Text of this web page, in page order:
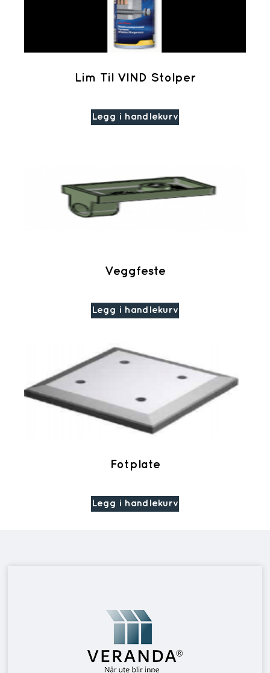
Lim Til VIND Stolper
Legg i handlekurv
Veggfeste
Legg i handlekurv
Fotplate
Legg i handlekurv